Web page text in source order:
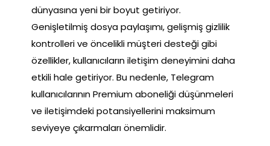
dünyasına yeni bir boyut getiriyor.
Genişletilmiş dosya paylaşımı, gelişmiş gizlilik
kontrolleri ve öncelikli müşteri desteği gibi
özellikler, kullanıcıların iletişim deneyimini daha
etkili hale getiriyor. Bu nedenle, Telegram
kullanıcılarının Premium aboneliği düşünmeleri
ve iletişimdeki potansiyellerini maksimum
seviyeye çıkarmaları önemlidir.